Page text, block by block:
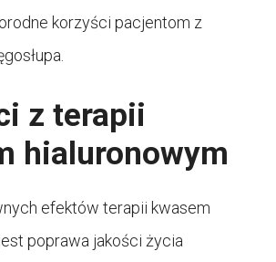
korzyści pacjentom z
z terapii
hialuronowym
efektów terapii kwasem
poprawa jakości życia